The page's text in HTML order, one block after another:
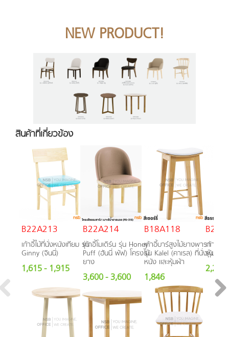
NEW PRODUCT!
สินค้าที่เกี่ยวข้อง
B22A213
เก้าอี้ไม้ที่นั่งหนังเทียม รุ่น
Ginny (จินนี่)
1,615- 1,915
B22A214
เก้าอี้โมเดิร์น รุ่น Honey
Puff (ฮันนี่ พัฟ) โครงไม้
ยาง
3,600- 3,600
B18A118
เก้าอี้บาร์สูงไม้ยางพารา
รุ่น Kalel (คาเรล) ที่นั่งหุ้ม
หนัง และหุ้มผ้า
1,846
เก้าอี้โ
รุ่น
2,223